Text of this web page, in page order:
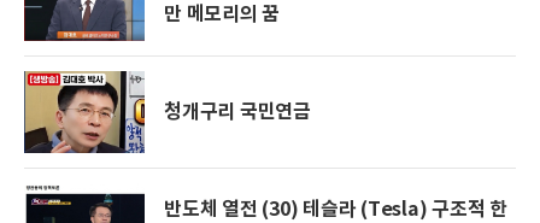
만 메모리의 꿈
청개구리 국민연금
반도체 열전 (30) 테슬라 (Tesla) 구조적 한